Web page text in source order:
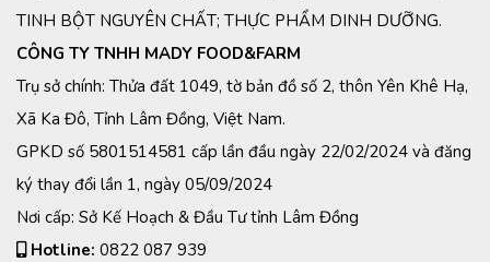
TINH BỘT NGUYÊN CHẤT; THỰC PHẨM DINH DƯỠNG.
CÔNG TY TNHH MADY FOOD&FARM
Trụ sở chính: Thửa đất 1049, tờ bản đồ số 2, thôn Yên Khê Hạ,
Xã Ka Đô, Tỉnh Lâm Đồng, Việt Nam.
GPKD số 5801514581 cấp lần đầu ngày 22/02/2024 và đăng
ký thay đổi lần 1, ngày 05/09/2024
Nơi cấp: Sở Kế Hoạch & Đầu Tư tỉnh Lâm Đồng
Hotline: 0822 087 939